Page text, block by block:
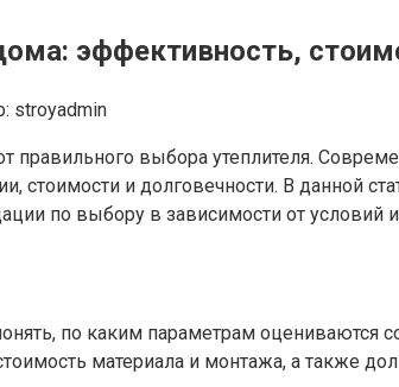
эффективность,
stroyadmin
выбора утеплителя.
стоимости и долговечности. В данной
по выбору в зависимости от условий
по каким параметрам
материала и монтажа, а также